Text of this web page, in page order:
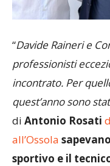
“Davide Raineri e
professionisti
incontrato. Per
quest’anno sono
di Antonio Rosati
all’Ossola
sportivo e il